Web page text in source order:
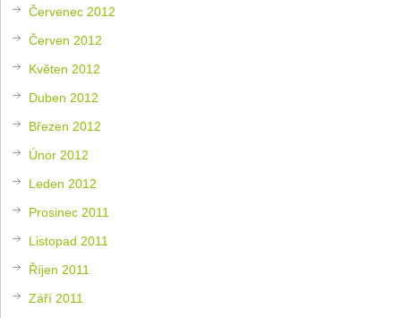
Červenec 2012
Červen 2012
Květen 2012
Duben 2012
Březen 2012
Únor 2012
Leden 2012
Prosinec 2011
Listopad 2011
Říjen 2011
Září 2011